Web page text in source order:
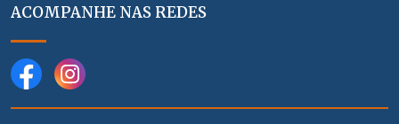
ACOMPANHE NAS REDES